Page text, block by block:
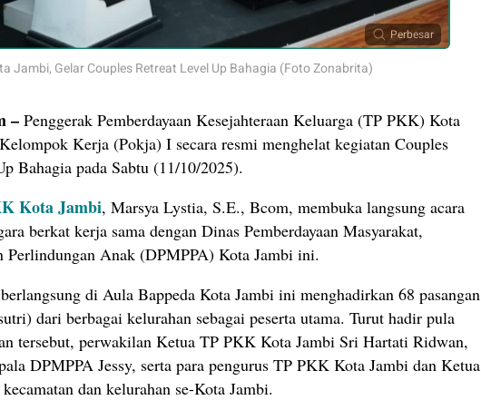
Perbesar
Jambi, Gelar Couples Retreat Level Up Bahagia (Foto Zonabrita)
– Penggerak Pemberdayaan Kesejahteraan Keluarga (TP PKK) Kota
Kerja (Pokja) I secara resmi menghelat kegiatan Couples
Bahagia pada Sabtu (11/10/2025).
Kota Jambi, Marsya Lystia, S.E., Bcom, membuka langsung acara
berkat kerja sama dengan Dinas Pemberdayaan Masyarakat,
Perlindungan Anak (DPMPPA) Kota Jambi ini.
di Aula Bappeda Kota Jambi ini menghadirkan 68 pasangan
dari berbagai kelurahan sebagai peserta utama. Turut hadir pula
tersebut, perwakilan Ketua TP PKK Kota Jambi Sri Hartati Ridwan,
DPMPPA Jessy, serta para pengurus TP PKK Kota Jambi dan Ketua
dan kelurahan se-Kota Jambi.